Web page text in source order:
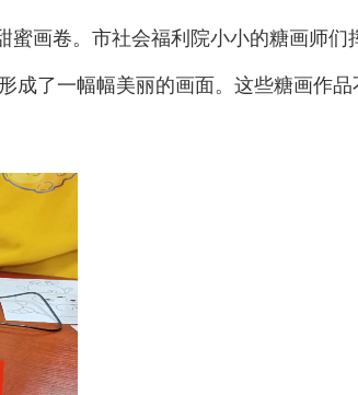
画卷。市社会福利院小小的糖画师们
成了一幅幅美丽的画面。这些糖画作品